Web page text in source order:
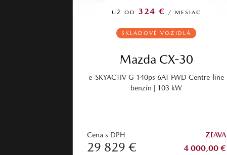
UŽ OD 324 € / MESIAC
SKLADOVÉ VOZIDLÁ
Mazda CX-30
e‑SKYACTIV G 140ps 6AT FWD Centre-line
benzín | 103 kW
Cena s DPH
29 829 €
ZĽAVA
4 000,00 €